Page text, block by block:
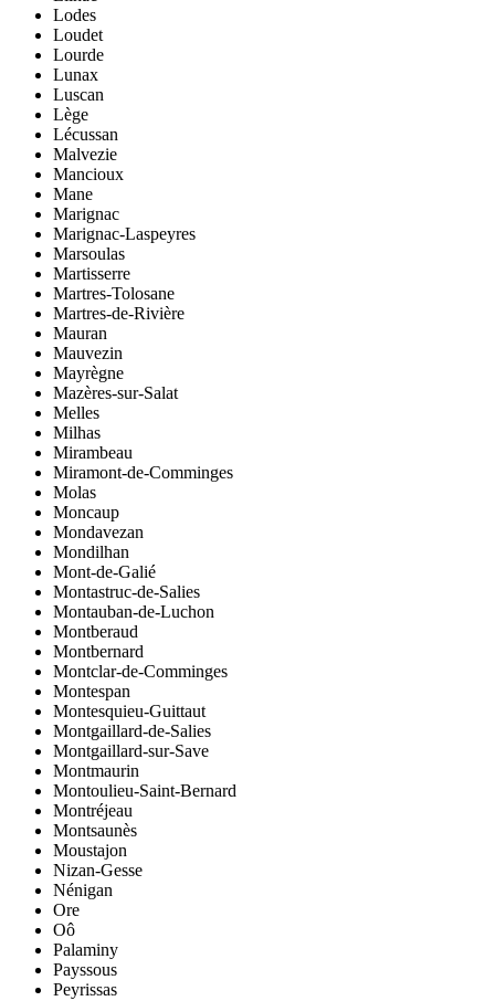
Lodes
Loudet
Lourde
Lunax
Luscan
Lège
Lécussan
Malvezie
Mancioux
Mane
Marignac
Marignac-Laspeyres
Marsoulas
Martisserre
Martres-Tolosane
Martres-de-Rivière
Mauran
Mauvezin
Mayrègne
Mazères-sur-Salat
Melles
Milhas
Mirambeau
Miramont-de-Comminges
Molas
Moncaup
Mondavezan
Mondilhan
Mont-de-Galié
Montastruc-de-Salies
Montauban-de-Luchon
Montberaud
Montbernard
Montclar-de-Comminges
Montespan
Montesquieu-Guittaut
Montgaillard-de-Salies
Montgaillard-sur-Save
Montmaurin
Montoulieu-Saint-Bernard
Montréjeau
Montsaunès
Moustajon
Nizan-Gesse
Nénigan
Ore
Oô
Palaminy
Payssous
Peyrissas